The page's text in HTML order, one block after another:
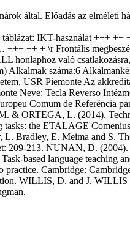
által. Előadás az
IKT-használat +++
++ + \r Frontális
honlaphoz való
Alkalmak száma:6
USR Piemonte Az
Neve: Tecla Reverso
Comum de Referência
ORTEGA, L. (2014).
tasks: the ETALAGE
Bradley, E. Meima and S.
209-213. NUNAN, D.
based language teaching
Cambridge:
WILLIS, D. and J.